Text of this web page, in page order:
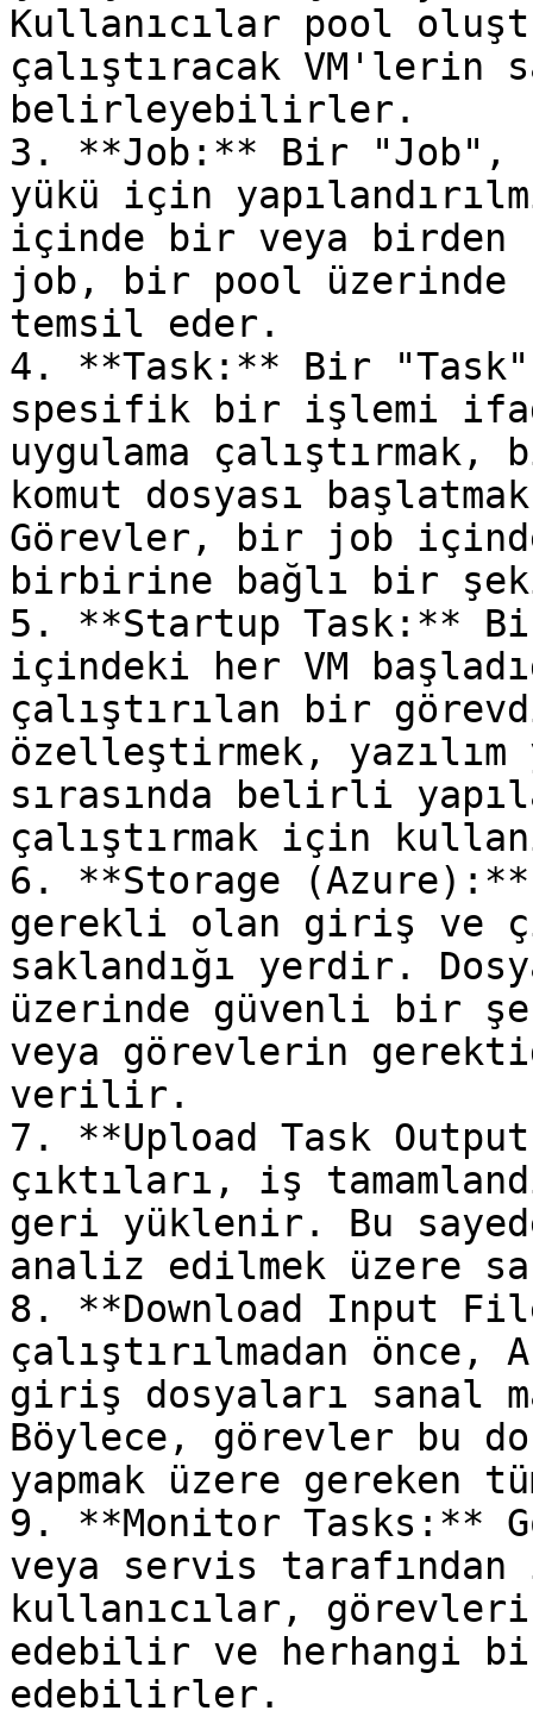
Kullanıcılar pool
çalıştıracak VM'lerin
belirleyebilirler.
3. **Job:** Bir
yükü için
içinde bir veya birden
job, bir pool
temsil eder.
4. **Task:** Bir
spesifik bir işlemi
uygulama
komut dosyası
Görevler, bir job içinde
birbirine bağlı bir
5. **Startup Task:**
içindeki her VM
çalıştırılan bir
özelleştirmek, yazılım
sırasında belirli
çalıştırmak için
6. **Storage
gerekli olan giriş ve
saklandığı yerdir.
üzerinde güvenli bir
veya görevlerin
verilir.
7. **Upload Task
çıktıları, iş
geri yüklenir. Bu
analiz edilmek üzere
8. **Download Input
çalıştırılmadan önce,
giriş dosyaları sanal
Böylece, görevler bu
yapmak üzere
9. **Monitor Tasks:**
veya servis
kullanıcılar,
edebilir ve herhangi bir
edebilirler.